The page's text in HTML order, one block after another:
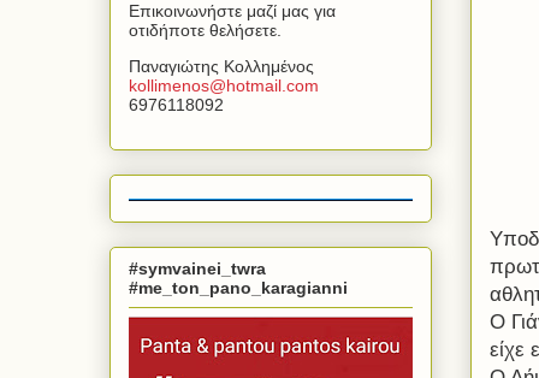
Ο
είχε
Επικοινωνήστε μαζί μας για
οτιδήποτε θελήσετε.
Παναγιώτης Κολλημένος
kollimenos@hotmail com
6976118092
#symvainei_twra
#me_ton_pano_karagianni